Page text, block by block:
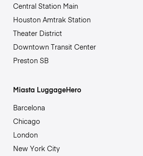
Central Station Main
Houston Amtrak Station
Theater District
Downtown Transit Center
Preston SB
Miasta LuggageHero
Barcelona
Chicago
London
New York City